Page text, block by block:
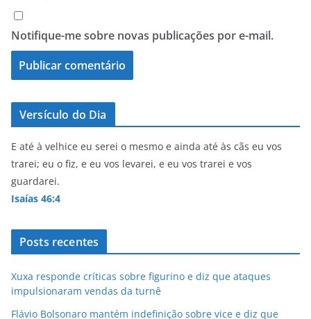
Notifique-me sobre novas publicações por e-mail.
Versículo do Dia
E até à velhice eu serei o mesmo e ainda até às cãs eu vos
trarei; eu o fiz, e eu vos levarei, e eu vos trarei e vos
guardarei.
Isaías 46:4
Posts recentes
Xuxa responde críticas sobre figurino e diz que ataques
impulsionaram vendas da turnê
Flávio Bolsonaro mantém indefinição sobre vice e diz que